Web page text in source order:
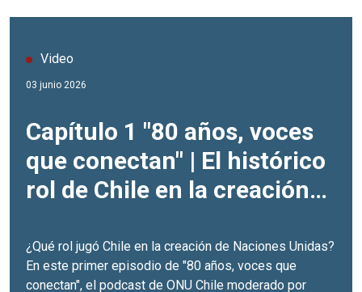
Video
03 junio 2026
Capítulo 1 "80 años, voces
que conectan" | El histórico
rol de Chile en la creación
¿Qué rol jugó Chile en la creación de Naciones Unidas?
En este primer episodio de "80 años, voces que
conectan", el podcast de ONU Chile moderado por